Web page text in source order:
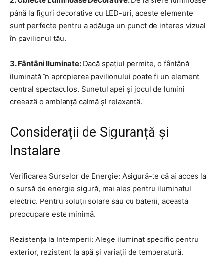
până la figuri decorative cu LED-uri, aceste elemente
sunt perfecte pentru a adăuga un punct de interes vizual
în pavilionul tău.
3. Fântâni Iluminate: Dacă spațiul permite, o fântână
iluminată în apropierea pavilionului poate fi un element
central spectaculos. Sunetul apei și jocul de lumini
creează o ambianță calmă și relaxantă.
Considerații de Siguranță și
Instalare
Verificarea Surselor de Energie: Asigură-te că ai acces la
o sursă de energie sigură, mai ales pentru iluminatul
electric. Pentru soluții solare sau cu baterii, această
preocupare este minimă.
Rezistența la Intemperii: Alege iluminat specific pentru
exterior, rezistent la apă și variații de temperatură.